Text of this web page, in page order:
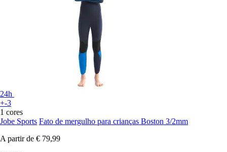
24h
+-3
1 cores
Jobe Sports Fato de mergulho para crianças Boston 3/2mm
A partir de € 79,99